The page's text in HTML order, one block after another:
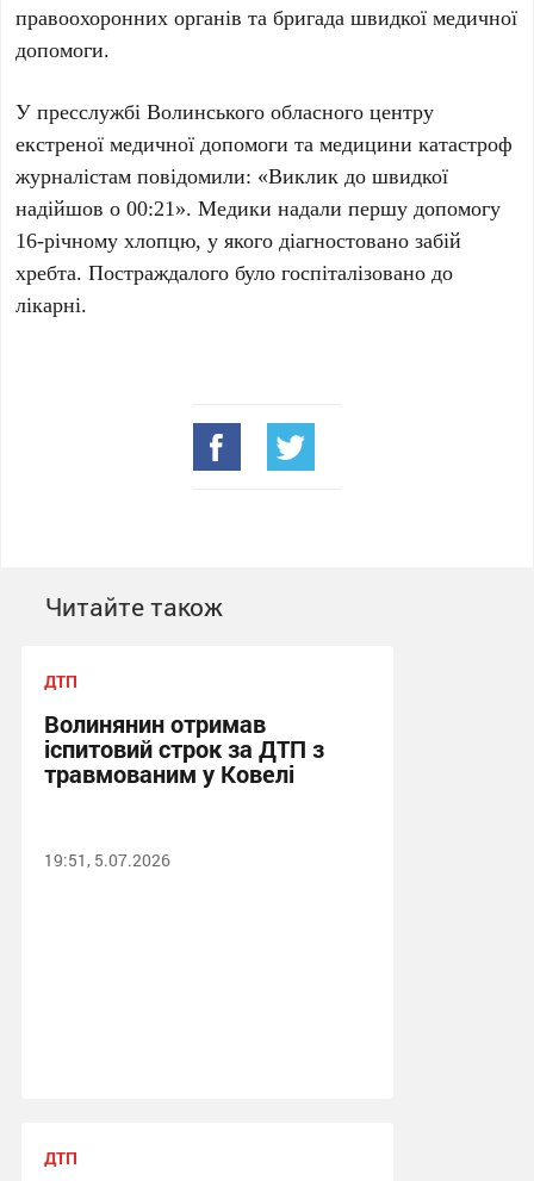
правоохоронних органів та бригада швидкої медичної
допомоги.
У пресслужбі Волинського обласного центру
екстреної медичної допомоги та медицини катастроф
журналістам повідомили: «Виклик до швидкої
надійшов о 00:21». Медики надали першу допомогу
16-річному хлопцю, у якого діагностовано забій
хребта. Постраждалого було госпіталізовано до
лікарні.
Читайте також
ДТП
Волинянин отримав
іспитовий строк за ДТП з
травмованим у Ковелі
19:51, 5.07.2026
ДТП